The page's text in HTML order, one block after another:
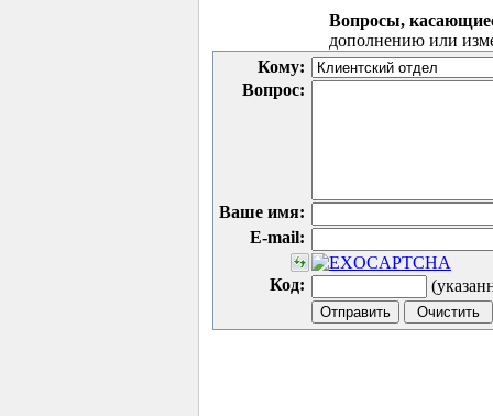
Вопросы,
дополнению или
Кому:
Вопрос:
Ваше имя:
E-mail:
Код: